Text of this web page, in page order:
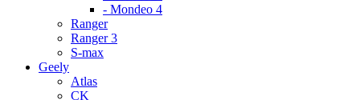
- Mondeo 4
Ranger
Ranger 3
S-max
Geely
Atlas
CK